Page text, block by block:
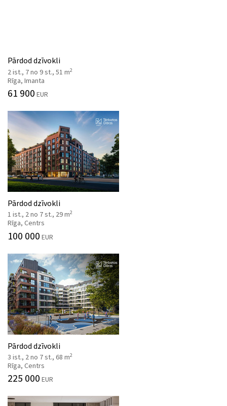
Pārdod dzīvokli
2 ist., 7 no 9 st., 51 m2
Rīga, Imanta
61 900 EUR
Pārdod dzīvokli
1 ist., 2 no 7 st., 29 m2
Rīga, Centrs
100 000 EUR
Pārdod dzīvokli
3 ist., 2 no 7 st., 68 m2
Rīga, Centrs
225 000 EUR